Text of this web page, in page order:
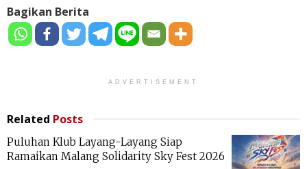
Bagikan Berita
ADVERTISEMENT
Related Posts
Puluhan Klub Layang-Layang Siap
Ramaikan Malang Solidarity Sky Fest 2026